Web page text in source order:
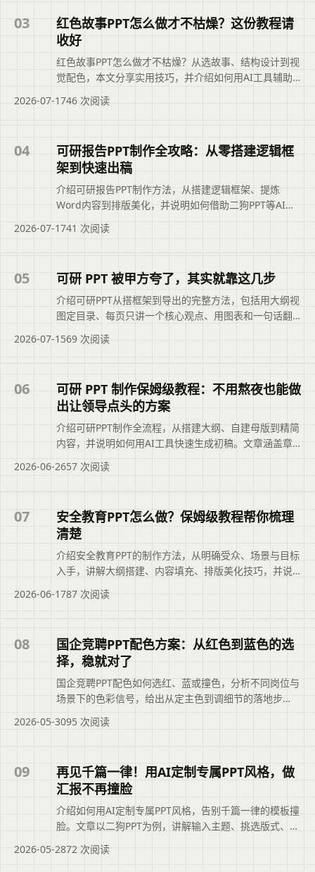
整上下文。
03
红色故事PPT怎么做才不枯燥？这份教程请
收好
红色故事PPT怎么做才不枯燥？从选故事、结构设计到视
觉配色，本文分享实用技巧，并介绍如何用AI工具辅助
排版，帮你做出有感染力、不落俗套的红色主题演示文
稿。可供读者参考。摘要依据现有标题与正文整理，概
上下文。
2026-07-1746 次阅读
04
可研报告PPT制作全攻略：从零搭建逻辑框
架到快速出稿
介绍可研报告PPT制作方法，从搭建逻辑框架、提炼
Word内容到排版美化，并说明如何借助二狗PPT等AI工
具快速生成初稿，节省排版时间，同时强调逐页检查数
据与逻辑，确保专业出稿。摘要依据现有标题与正文整
看完整上下文。
2026-07-1741 次阅读
05 可研 PPT 被甲方夸了，其实就靠这几步
介绍可研PPT从搭框架到导出的完整方法，包括用大纲视
图定目录、每页只讲一个核心观点、用图表和一句话翻
译财务数据、母版统一排版、AI辅助生成初稿提效，以
及交稿前检查数字格式、超链接、动画等细节，帮助做
完整信息。
2026-07-1569 次阅读
06
可研 PPT 制作保姆级教程：不用熬夜也能做
出让领导点头的方案
介绍可研PPT制作全流程，从搭建大纲、自建母版到精简
内容，并说明如何用AI工具快速生成初稿。文章涵盖章
节逻辑、图表化数据、排版配色与汇报演练，帮助项目
人高效完成专业方案，避免熬夜返工。摘要依据标题与
完整原文。
2026-06-2657 次阅读
07
安全教育PPT怎么做？保姆级教程帮你梳理
清楚
介绍安全教育PPT的制作方法，从明确受众、场景与目标
入手，讲解大纲搭建、内容填充、排版美化技巧，并说
明如何用AI工具快速生成初稿，帮助教师和安全员高效
完成逻辑清晰、重点突出的安全教育课件。摘要依据标
查看完整原文。
2026-06-1787 次阅读
08
国企竞聘PPT配色方案：从红色到蓝色的选
择，稳就对了
国企竞聘PPT配色如何选红、蓝或撞色，分析不同岗位与
场景下的色彩信号，给出从定主色到调细节的落地步
骤，帮助用配色传递稳重、专业与创新感，避免常见翻
车。帮助读者快速了解重点。摘要依据现有标题与正文
查看完整上下文。
2026-05-3095 次阅读
09
再见千篇一律！用AI定制专属PPT风格，做
汇报不再撞脸
介绍如何用AI定制专属PPT风格，告别千篇一律的模板撞
脸。文章以二狗PPT为例，讲解输入主题、挑选版式、一
键换色、微调导出等步骤，并分享预设设计库、迁移旧
元素等实用技巧，帮助用户做出有个人或品牌印记的演
2026-05-2872 次阅读